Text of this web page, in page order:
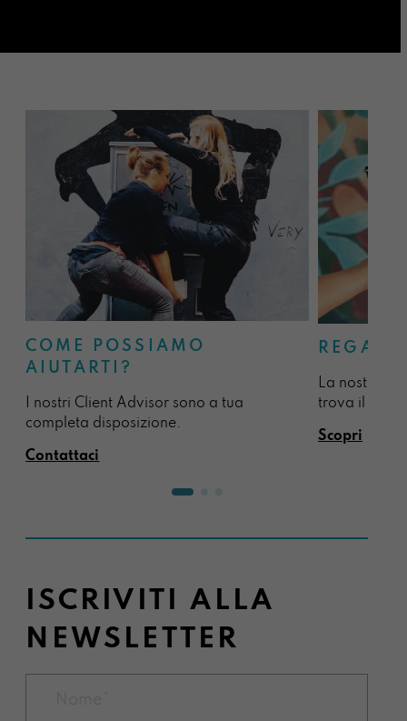
COME POSSIAMO
AIUTARTI?
I nostri Client Advisor sono a tua
completa disposizione.
Contattaci
La nostra
trova il
Scopri
ISCRIVITI ALLA
NEWSLETTER